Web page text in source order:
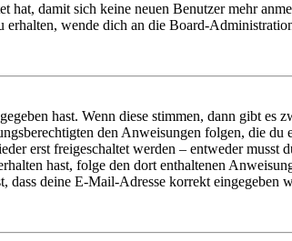
damit sich keine neuen Benutzer mehr
wende dich an die Board-
hast. Wenn diese stimmen, dann gibt es
den Anweisungen folgen, die
erst freigeschaltet werden – entweder musst
hast, folge den dort enthaltenen
deine E-Mail-Adresse korrekt eingegeben